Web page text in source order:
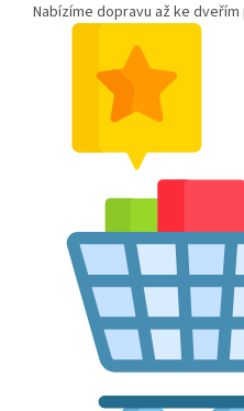
Nabízíme dopravu až ke dveřím